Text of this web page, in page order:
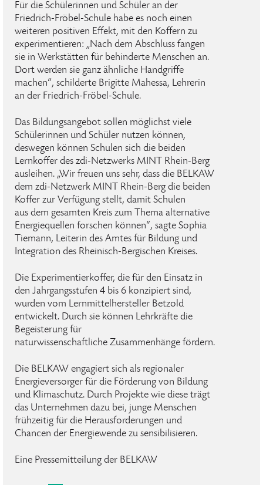
Für die Schülerinnen und Schüler an der
Friedrich-Fröbel-Schule habe es noch einen
weiteren positiven Effekt, mit den Koffern zu
experimentieren: „Nach dem Abschluss fangen
sie in Werkstätten für behinderte Menschen an.
Dort werden sie ganz ähnliche Handgriffe
machen“, schilderte Brigitte Mahessa, Lehrerin
an der Friedrich-Fröbel-Schule.
Das Bildungsangebot sollen möglichst viele
Schülerinnen und Schüler nutzen können,
deswegen können Schulen sich die beiden
Lernkoffer des zdi-Netzwerks MINT Rhein-Berg
ausleihen. „Wir freuen uns sehr, dass die BELKAW
dem zdi-Netzwerk MINT Rhein-Berg die beiden
Koffer zur Verfügung stellt, damit Schulen
aus dem gesamten Kreis zum Thema alternative
Energiequellen forschen können“, sagte Sophia
Tiemann, Leiterin des Amtes für Bildung und
Integration des Rheinisch-Bergischen Kreises.
Die Experimentierkoffer, die für den Einsatz in
den Jahrgangsstufen 4 bis 6 konzipiert sind,
wurden vom Lernmittelhersteller Betzold
entwickelt. Durch sie können Lehrkräfte die
Begeisterung für
naturwissenschaftliche Zusammenhänge fördern.
Die BELKAW engagiert sich als regionaler
Energieversorger für die Förderung von Bildung
und Klimaschutz. Durch Projekte wie diese trägt
das Unternehmen dazu bei, junge Menschen
frühzeitig für die Herausforderungen und
Chancen der Energiewende zu sensibilisieren.
Eine Pressemitteilung der BELKAW